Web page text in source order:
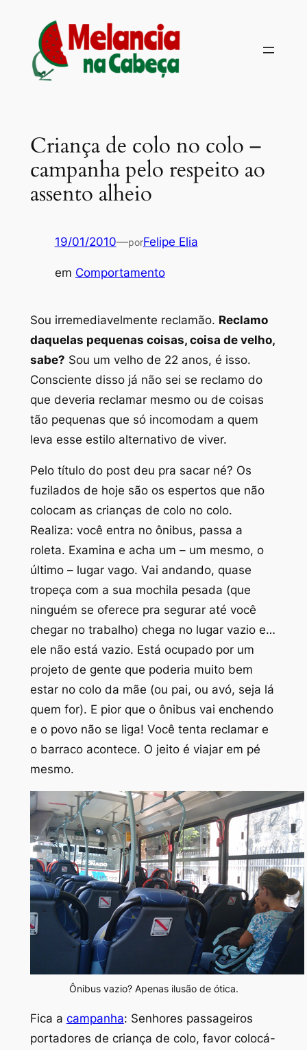
conteúdo
Criança de colo no colo –
campanha pelo respeito ao
assento alheio
19/01/2010—porFelipe Elia
em Comportamento
Sou irremediavelmente reclamão. Reclamo
daquelas pequenas coisas, coisa de velho,
sabe? Sou um velho de 22 anos, é isso.
Consciente disso já não sei se reclamo do
que deveria reclamar mesmo ou de coisas
tão pequenas que só incomodam a quem
leva esse estilo alternativo de viver.
Pelo título do post deu pra sacar né? Os
fuzilados de hoje são os espertos que não
colocam as crianças de colo no colo.
Realiza: você entra no ônibus, passa a
roleta. Examina e acha um – um mesmo, o
último – lugar vago. Vai andando, quase
tropeça com a sua mochila pesada (que
ninguém se oferece pra segurar até você
chegar no trabalho) chega no lugar vazio e…
ele não está vazio. Está ocupado por um
projeto de gente que poderia muito bem
estar no colo da mãe (ou pai, ou avó, seja lá
quem for). E pior que o ônibus vai enchendo
e o povo não se liga! Você tenta reclamar e
o barraco acontece. O jeito é viajar em pé
mesmo.
Ônibus vazio? Apenas ilusão de ótica.
Fica a campanha: Senhores passageiros
portadores de criança de colo, favor colocá-